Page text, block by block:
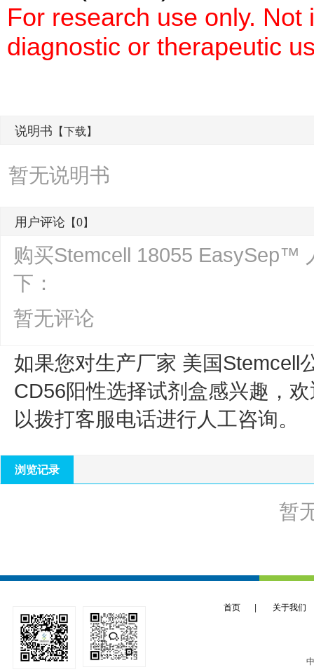
For research use only.
diagnostic or therapeutic
说明书 【下载】
暂无说明书
用户评论 【0】
购买Stemcell 18055 EasySep™
下：
暂无评论
如果您对生产厂家 美国Stemcell
CD56阳性选择试剂盒感兴趣，
以拨打客服电话进行人工咨询。
浏览记录
暂
首页 关于我们